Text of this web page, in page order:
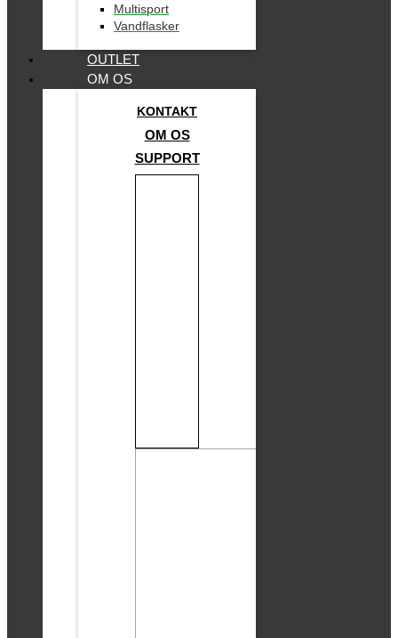
Multisport
Vandflasker
OUTLET
OM OS
KONTAKT
OM OS
SUPPORT